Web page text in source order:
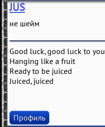
JUS
не шейм
Good luck, good luck to you
Hanging like a fruit
Ready to be juiced
Juiced, juiced
Профиль